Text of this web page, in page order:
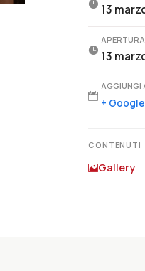
 13
 13

AGGIUNGI
+
CONTENUTI
Gallery